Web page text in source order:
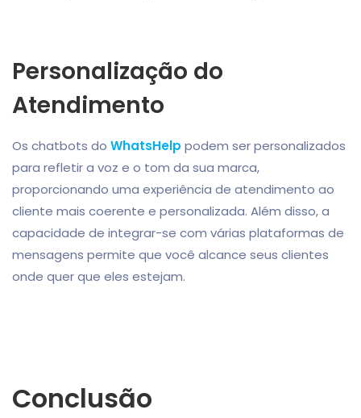
Personalização do
Atendimento
Os chatbots do WhatsHelp podem ser personalizados
para refletir a voz e o tom da sua marca,
proporcionando uma experiência de atendimento ao
cliente mais coerente e personalizada. Além disso, a
capacidade de integrar-se com várias plataformas de
mensagens permite que você alcance seus clientes
onde quer que eles estejam.
Conclusão